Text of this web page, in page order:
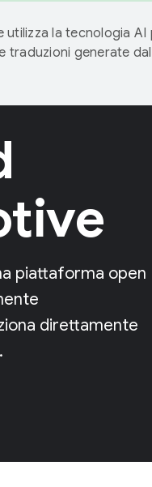
utilizza la tecnologia
traduzioni generate
piattaforma open
direttamente